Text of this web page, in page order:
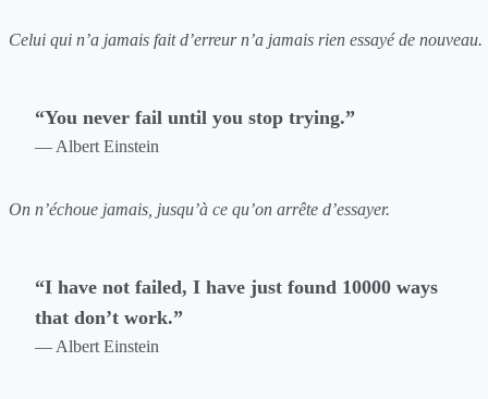
Celui qui n’a jamais fait d’erreur n’a jamais rien essayé de nouveau.
“You never fail until you stop trying.”
— Albert Einstein
On n’échoue jamais, jusqu’à ce qu’on arrête d’essayer.
“I have not failed, I have just found 10000 ways
that don’t work.”
— Albert Einstein